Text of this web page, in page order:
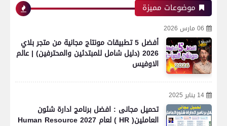
موضوعات مميزة
06 مارس 2026
أفضل 5 تطبيقات مونتاج مجانية من متجر بلاي
2026 (دليل شامل للمبتدئين والمحترفين) | عالم
الاوفيس
14 يناير 2025
تحميل مجانى : افضل برنامج ادارة شئون
العاملين( HR ) لعام 2027 Human Resource